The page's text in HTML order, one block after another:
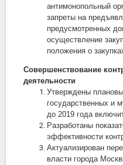
антимонопольный
запреты на
предусмотренных
осуществление
положения о
Совершенствование
деятельности
Утверждены
государственных и
до 2019 года
Разработаны
эффективности
Актуализирован
власти города